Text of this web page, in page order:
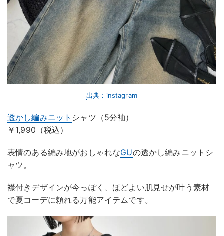
出典：instagram
透かし編みニット シャツ（5分袖）
￥1,990（税込）
表情のある編み地がおしゃれなGUの透かし編みニットシ
ャツ。
襟付きデザインが今っぽく、ほどよい肌見せが叶う素材
で夏コーデに頼れる万能アイテムです。